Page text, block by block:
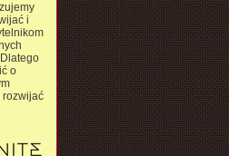
i
o
rozwijać